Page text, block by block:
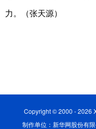
力。（张天源）
Copyright © 2000 - 2026
制作单位：新华网股份